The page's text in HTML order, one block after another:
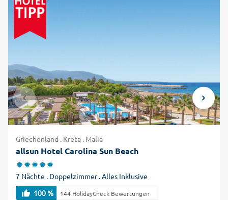
Griechenland . Kreta . Malia
allsun Hotel Carolina Sun Beach
7 Nächte . Doppelzimmer . Alles Inklusive
100 %
144 HolidayCheck Bewertungen